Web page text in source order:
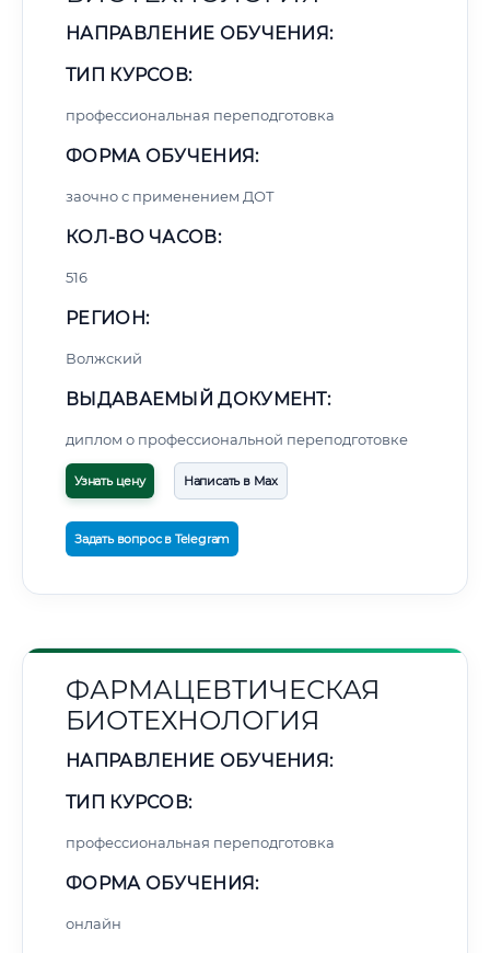
НАПРАВЛЕНИЕ ОБУЧЕНИЯ:
ТИП КУРСОВ:
профессиональная переподготовка
ФОРМА ОБУЧЕНИЯ:
заочно с применением ДОТ
КОЛ-ВО ЧАСОВ:
516
РЕГИОН:
Волжский
ВЫДАВАЕМЫЙ ДОКУМЕНТ:
диплом о профессиональной переподготовке
Узнать цену Написать в Max
Задать вопрос в Telegram
ФАРМАЦЕВТИЧЕСКАЯ
БИОТЕХНОЛОГИЯ
НАПРАВЛЕНИЕ ОБУЧЕНИЯ:
ТИП КУРСОВ:
профессиональная переподготовка
ФОРМА ОБУЧЕНИЯ:
онлайн